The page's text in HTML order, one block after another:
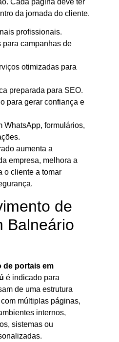
Cada página deve ter
da jornada do cliente.
profissionais.
para campanhas de
otimizadas para
preparada para SEO.
para gerar confiança e
WhatsApp, formulários,
aumenta a
empresa, melhora a
o cliente a tomar
de
Balneário
de portais em
é indicado para
de uma estrutura
múltiplas páginas,
internos,
sistemas ou